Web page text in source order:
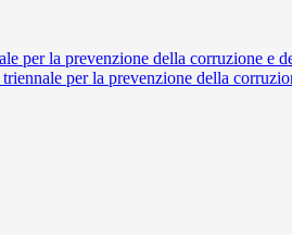
per la prevenzione della corruzione e
per la prevenzione della